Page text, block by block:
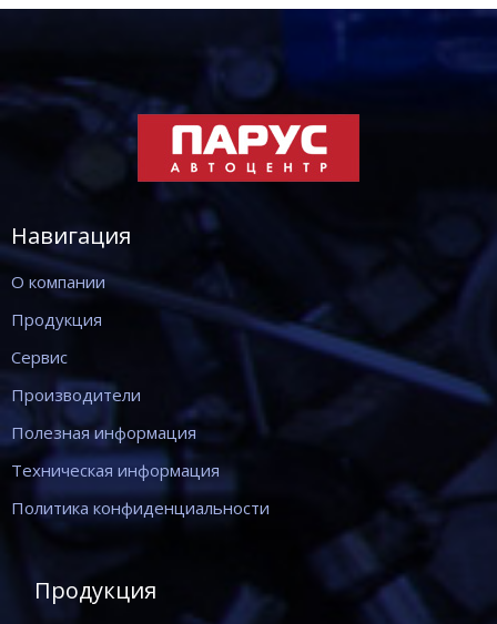
Навигация
О компании
Продукция
Сервис
Производители
Полезная информация
Техническая информация
Политика конфиденциальности
Продукция